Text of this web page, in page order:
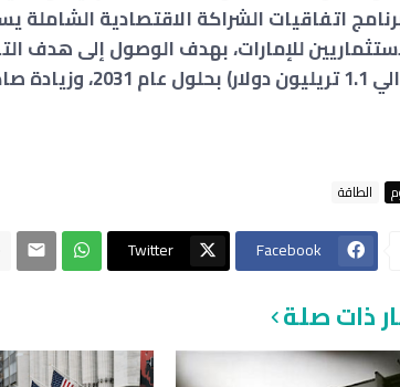
اتفاقيات الشراكة الاقتصادية
السلع إلى 800 مليار درهم.
الطاقة
Facebook
Twitter
ذات صلة